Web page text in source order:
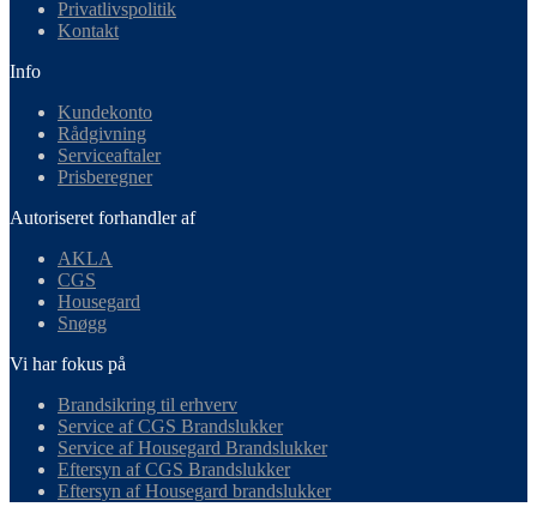
Privatlivspolitik
Kontakt
Info
Kundekonto
Rådgivning
Serviceaftaler
Prisberegner
Autoriseret forhandler af
AKLA
CGS
Housegard
Snøgg
Vi har fokus på
Brandsikring til erhverv
Service af CGS Brandslukker
Service af Housegard Brandslukker
Eftersyn af CGS Brandslukker
Eftersyn af Housegard brandslukker